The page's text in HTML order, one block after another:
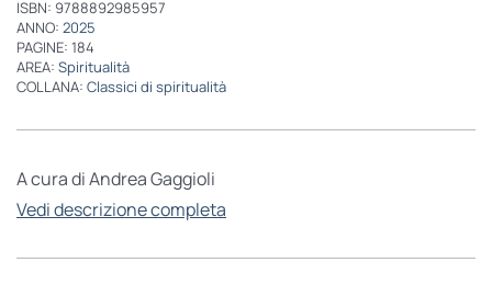
ISBN: 9788892985957
ANNO: 2025
PAGINE: 184
AREA: Spiritualità
COLLANA: Classici di spiritualità
A cura di Andrea Gaggioli
Vedi descrizione completa